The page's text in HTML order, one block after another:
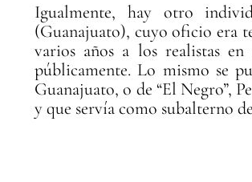
Igualmente, hay otro
(Guanajuato), cuyo oficio era
varios años a los realistas
públicamente. Lo mismo se
Guanajuato, o de “El Negro”,
y que servía como subalterno